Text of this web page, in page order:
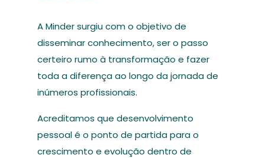
A Minder surgiu com o objetivo de
disseminar conhecimento, ser o passo
certeiro rumo à transformação e fazer
toda a diferença ao longo da jornada de
inúmeros profissionais.
Acreditamos que desenvolvimento
pessoal é o ponto de partida para o
crescimento e evolução dentro de